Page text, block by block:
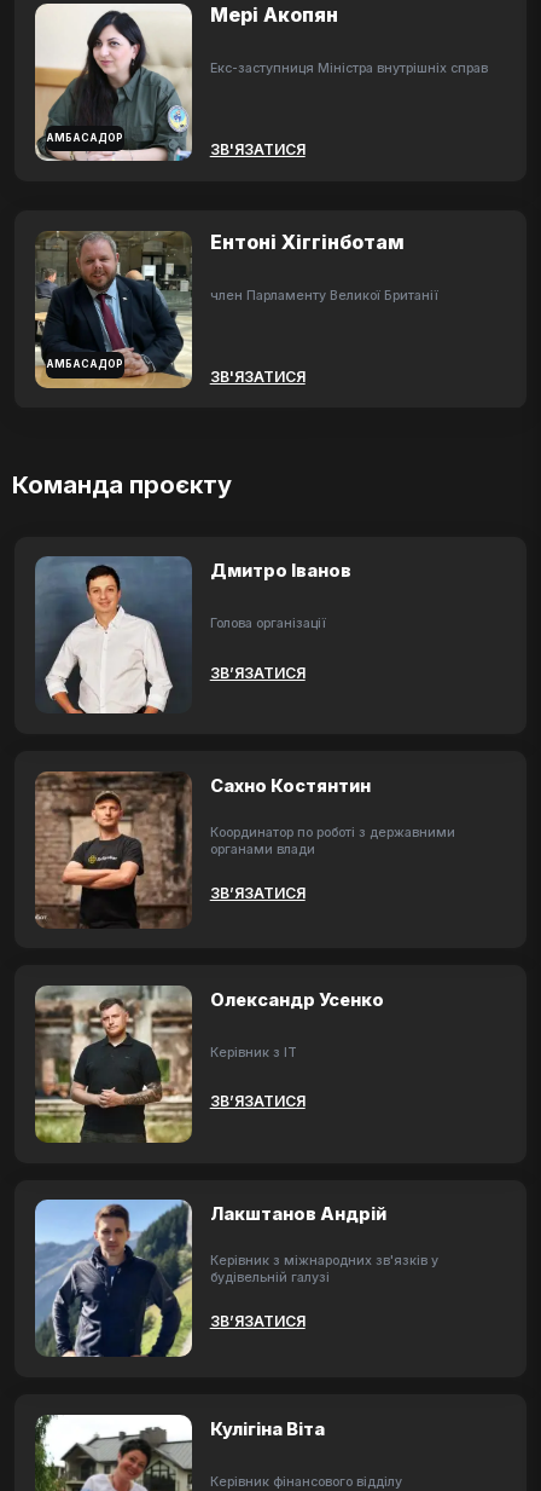
АМБАСАДОР
Мері Акопян
Екс-заступниця Міністра внутрішніх справ
ЗВ'ЯЗАТИСЯ
АМБАСАДОР
Ентоні Хіггінботам
член Парламенту Великої Британії
ЗВ'ЯЗАТИСЯ
Команда проєкту
Дмитро Іванов
Голова організації
ЗВ’ЯЗАТИСЯ
Сахно Костянтин
Координатор по роботі з державними
органами влади
ЗВ’ЯЗАТИСЯ
Олександр Усенко
Керівник з ІТ
ЗВ’ЯЗАТИСЯ
Лакштанов Андрій
Керівник з міжнародних зв'язків у
будівельній галузі
ЗВ’ЯЗАТИСЯ
Кулігіна Віта
Керівник фінансового відділу